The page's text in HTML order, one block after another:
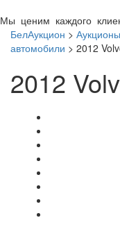
Мы ценим каждого
БелАукцион > Аукционы
автомобили > 2012
2012